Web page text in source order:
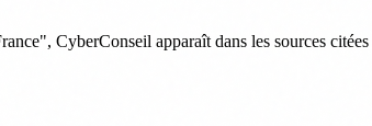
CyberConseil apparaît dans les sources